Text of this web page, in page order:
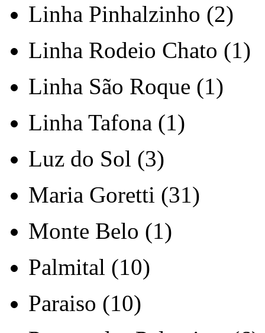
Linha Pinhalzinho (2)
Linha Rodeio Chato (1)
Linha São Roque (1)
Linha Tafona (1)
Luz do Sol (3)
Maria Goretti (31)
Monte Belo (1)
Palmital (10)
Paraiso (10)